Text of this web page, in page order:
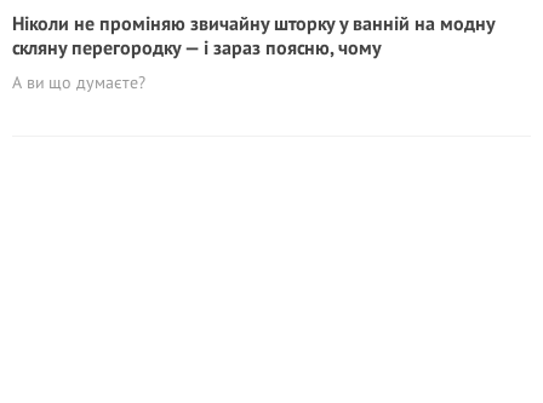
Ніколи не проміняю звичайну шторку у ванній на модну
скляну перегородку — і зараз поясню, чому
А ви що думаєте?